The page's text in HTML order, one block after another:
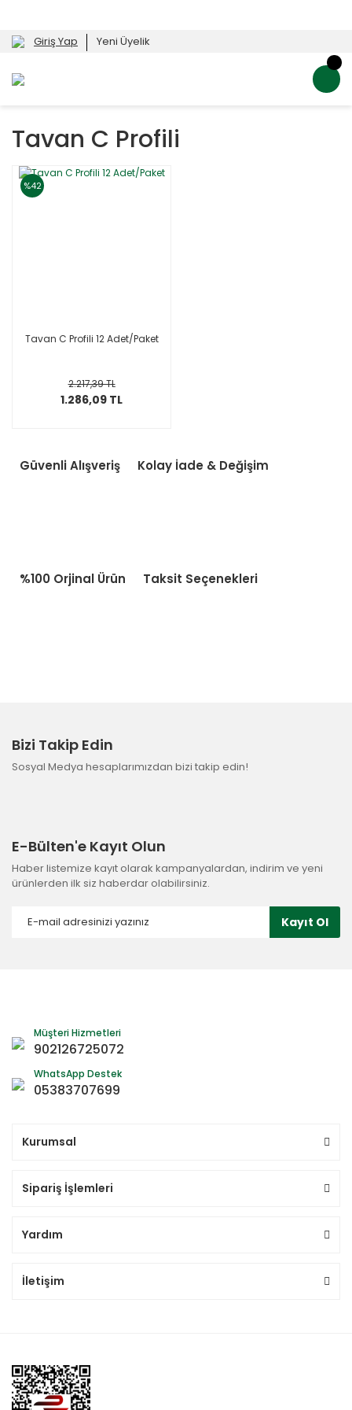
Giriş Yap Yeni Üyelik
Tavan C Profili
%42
Tavan C Profili 12 Adet/Paket
2.217,39 TL
1.286,09 TL
Güvenli Alışveriş Kolay İade & Değişim
%100 Orjinal Ürün Taksit Seçenekleri
Bizi Takip Edin
Sosyal Medya hesaplarımızdan bizi takip edin!
E-Bülten'e Kayıt Olun
Haber listemize kayıt olarak kampanyalardan, indirim ve yeni
ürünlerden ilk siz haberdar olabilirsiniz.
Kayıt Ol
Müşteri Hizmetleri
902126725072
WhatsApp Destek
05383707699
Kurumsal
Sipariş İşlemleri
Yardım
İletişim